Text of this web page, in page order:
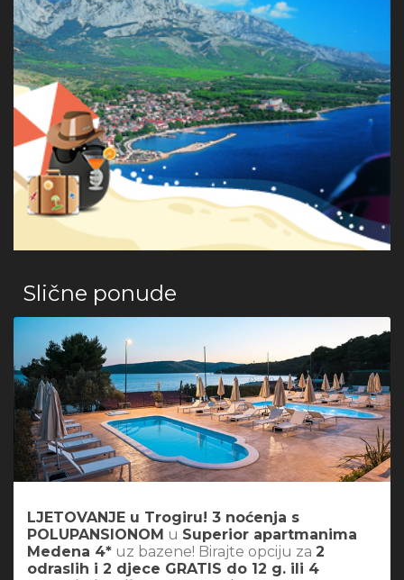
Slične ponude
LJETOVANJE u Trogiru! 3 noćenja s
POLUPANSIONOM u Superior apartmanima
Medena 4* uz bazene! Birajte opciju za 2
odraslih i 2 djece GRATIS do 12 g. ili 4